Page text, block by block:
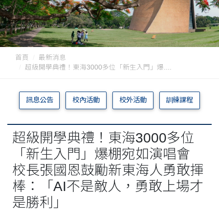
首頁
最新消息
超級開學典禮！東海3000多位「新生入門」爆....
訊息公告 校內活動 校外活動 訓練課程
超級開學典禮！東海3000多位
「新生入門」爆棚宛如演唱會
校長張國恩鼓勵新東海人勇敢揮
棒：「AI不是敵人，勇敢上場才
是勝利」